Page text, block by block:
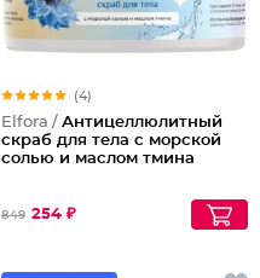
(4)
Elfora / Антицеллюлитный
скраб для тела с морской
солью и маслом тмина
849 254 ₽